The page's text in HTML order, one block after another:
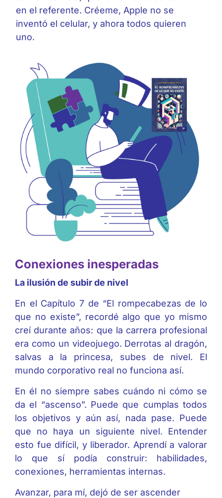
en el referente. Créeme, Apple no se
inventó el celular, y ahora todos quieren
uno.
Conexiones inesperadas
La ilusión de subir de nivel
En el Capítulo 7 de “El rompecabezas de lo
que no existe”, recordé algo que yo mismo
creí durante años: que la carrera profesional
era como un videojuego. Derrotas al dragón,
salvas a la princesa, subes de nivel. El
mundo corporativo real no funciona así.
En él no siempre sabes cuándo ni cómo se
da el “ascenso”. Puede que cumplas todos
los objetivos y aún así, nada pase. Puede
que no haya un siguiente nivel. Entender
esto fue difícil, y liberador. Aprendí a valorar
lo que sí podía construir: habilidades,
conexiones, herramientas internas.
Avanzar, para mí, dejó de ser ascender